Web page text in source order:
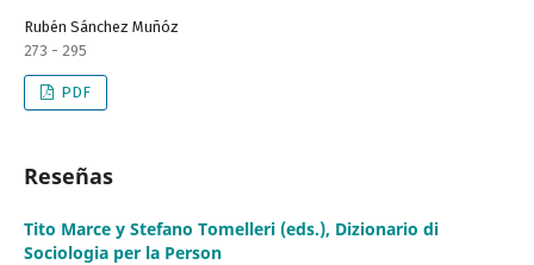
Rubén Sánchez Muñóz
273 - 295
PDF
Reseñas
Tito Marce y Stefano Tomelleri (eds.), Dizionario di
Sociologia per la Person